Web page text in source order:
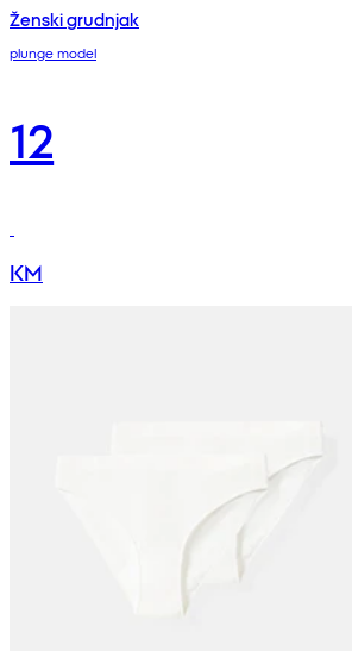
Ženski grudnjak
plunge model
12
KM